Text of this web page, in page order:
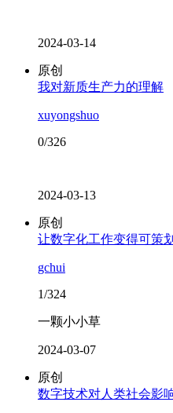
2024-03-14
原创
我对新质生产力的理解
xuyongshuo
0/326
2024-03-13
原创
让数字化工作变得可策划
gchui
1/324
一颗小小草
2024-03-07
原创
数字技术对人类社会影